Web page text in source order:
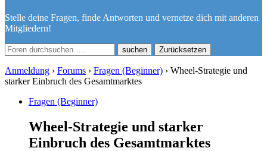
Stelle deine Fragen, finde Antworten und vernetze dich mit anderen
Mitgliedern!
Zurücksetzen
Anmeldung › Forums › Fragen (Beginner) › Wheel-Strategie und
starker Einbruch des Gesamtmarktes
Fragen (Beginner)
Wheel-Strategie und starker
Einbruch des Gesamtmarktes